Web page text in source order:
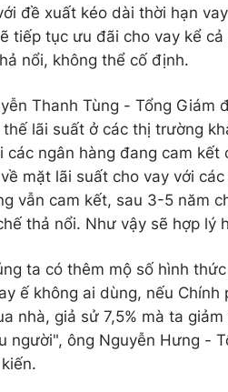
đề xuất kéo dài thời hạn
tiếp tục ưu đãi cho vay kể
nổi, không thể cố định.
Thanh Tùng - Tổng
lãi suất ở các thị trường
các ngân hàng đang cam
mặt lãi suất cho vay với
vẫn cam kết, sau 3-5 năm
thả nổi. Như vậy sẽ hợp lý
ta có thêm mộ số hình
ế không ai dùng, nếu
nhà, giả sử 7,5% mà ta
người", ông Nguyễn Hưng -